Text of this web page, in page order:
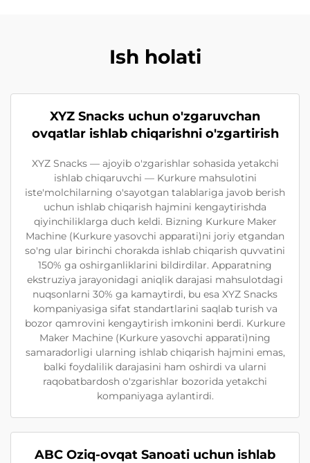
Ish holati
XYZ Snacks uchun o'zgaruvchan
ovqatlar ishlab chiqarishni o'zgartirish
XYZ Snacks — ajoyib o'zgarishlar sohasida yetakchi
ishlab chiqaruvchi — Kurkure mahsulotini
iste'molchilarning o'sayotgan talablariga javob berish
uchun ishlab chiqarish hajmini kengaytirishda
qiyinchiliklarga duch keldi. Bizning Kurkure Maker
Machine (Kurkure yasovchi apparati)ni joriy etgandan
so'ng ular birinchi chorakda ishlab chiqarish quvvatini
150% ga oshirganliklarini bildirdilar. Apparatning
ekstruziya jarayonidagi aniqlik darajasi mahsulotdagi
nuqsonlarni 30% ga kamaytirdi, bu esa XYZ Snacks
kompaniyasiga sifat standartlarini saqlab turish va
bozor qamrovini kengaytirish imkonini berdi. Kurkure
Maker Machine (Kurkure yasovchi apparati)ning
samaradorligi ularning ishlab chiqarish hajmini emas,
balki foydalilik darajasini ham oshirdi va ularni
raqobatbardosh o'zgarishlar bozorida yetakchi
kompaniyaga aylantirdi.
ABC Oziq-ovqat Sanoati uchun ishlab